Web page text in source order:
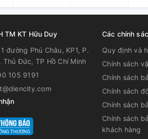
TM KT Hữu Duy
đường Phú Châu, KP1, P.
Thủ Đức, TP Hồ Chí Minh
105 9191
Các chính
Quy định và
Chính sách
Chính sách
Chính sách
Chính sách
Chính sách
khách hàng